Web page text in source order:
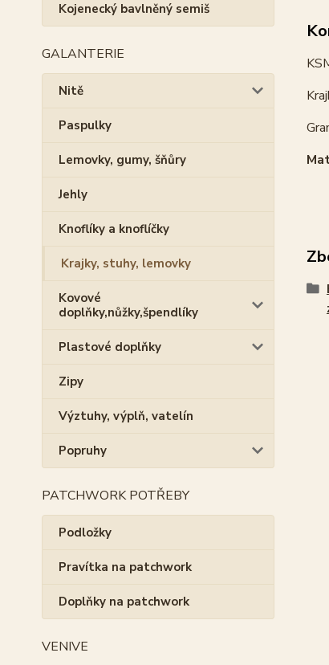
Kojenecký bavlněný semiš
GALANTERIE
Nitě
Paspulky
Lemovky, gumy, šňůry
Jehly
Knoflíky a knoflíčky
Krajky, stuhy, lemovky
Kovové
doplňky,nůžky,špendlíky
Plastové doplňky
Zipy
Výztuhy, výplň, vatelín
Popruhy
PATCHWORK POTŘEBY
Podložky
Pravítka na patchwork
Doplňky na patchwork
VENIVE